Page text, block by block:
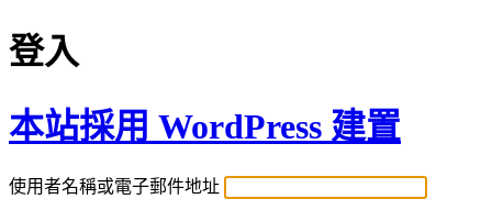
登入
本站採用 WordPress 建置
使用者名稱或電子郵件地址